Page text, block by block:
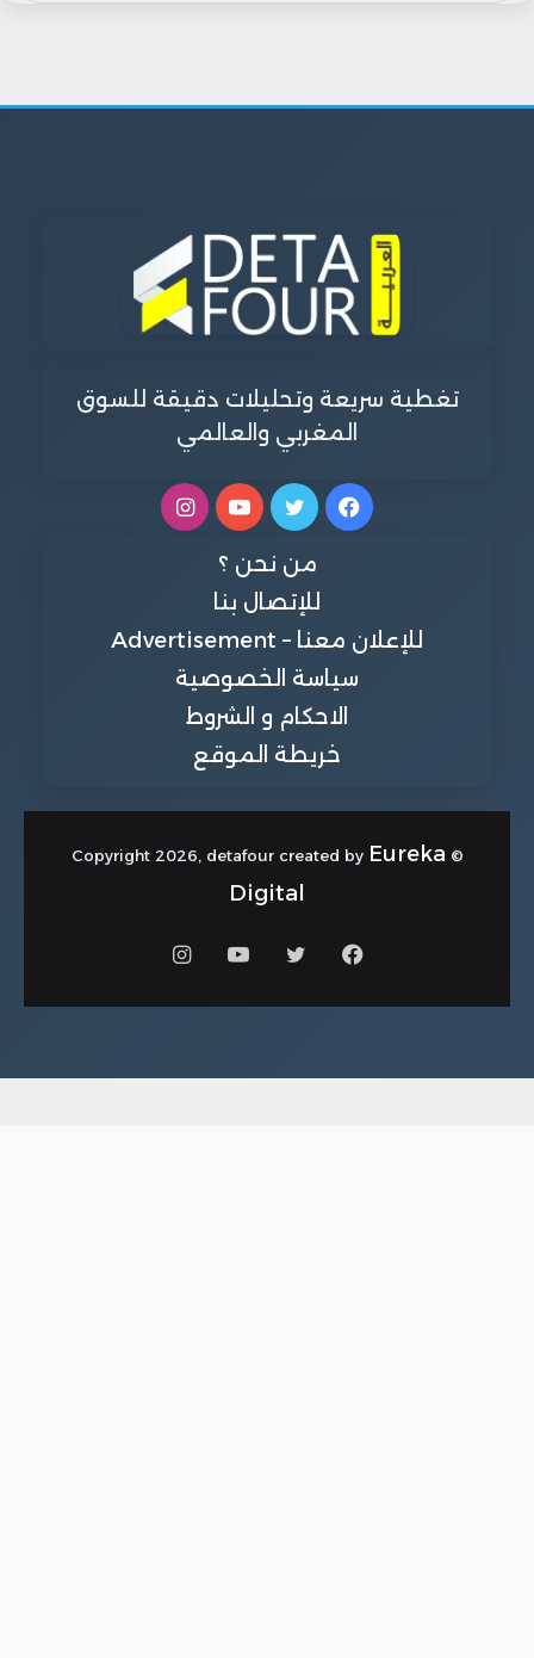
تغطية سريعة وتحليلات دقيقة للسوق
المغربي والعالمي
فيسبوكتويتر يوتيوبانستقرام
من نحن ؟
للإتصال بنا
للإعلان معنا – Advertisement
سياسة الخصوصية
الاحكام و الشروط
خريطة الموقع
© Copyright 2026, detafour created by
Eureka
Digital
فيسبوكتويتر يوتيوبانستقرام